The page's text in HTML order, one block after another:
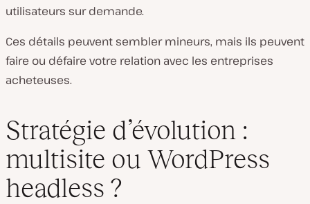
utilisateurs sur demande.
Ces détails peuvent sembler mineurs, mais ils peuvent
faire ou défaire votre relation avec les entreprises
acheteuses.
Stratégie d’évolution :
multisite ou WordPress
headless ?